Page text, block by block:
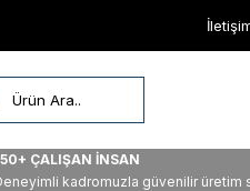
ÇALIŞAN İNSAN
kadromuzla güvenilir üretim